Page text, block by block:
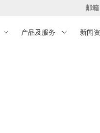
邮箱
产品及服务 新闻